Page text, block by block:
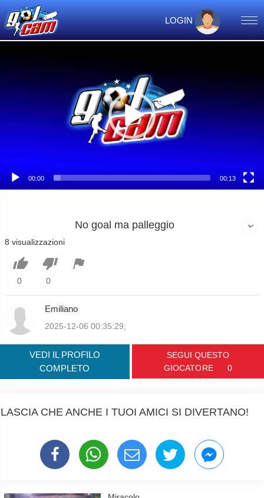
LOGIN
00:00 00:13
No goal ma palleggio
8 visualizzazioni

0

0

Emiliano
2025-12-06 00:35:29;
VEDI IL PROFILO
COMPLETO
SEGUI QUESTO
GIOCATORE
0
LASCIA CHE ANCHE I TUOI AMICI SI DIVERTANO!